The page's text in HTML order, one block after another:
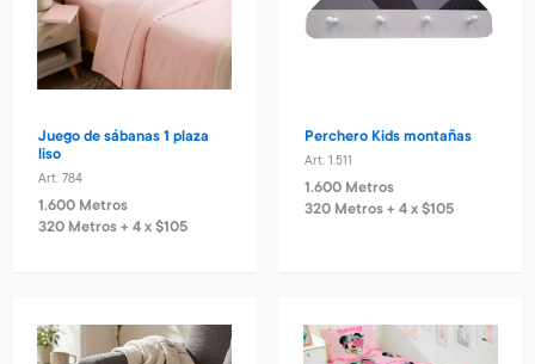
Juego de sábanas 1 plaza
liso
Art. 784
1.600 Metros
320 Metros + 4 x $105
Perchero Kids montañas
Art. 1.511
1.600 Metros
320 Metros + 4 x $105